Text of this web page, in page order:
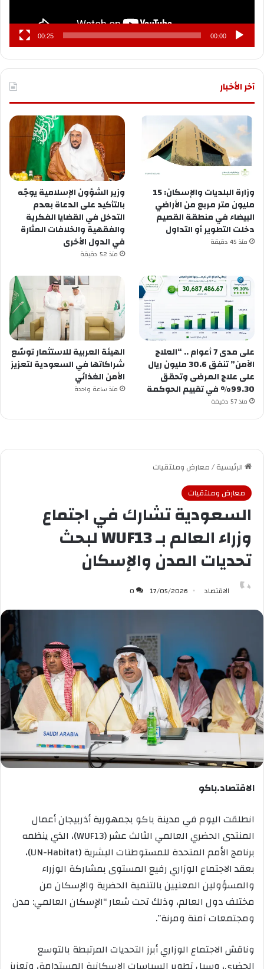
00:00
00:25
آخر الأخبار
وزارة البلديات والإسكان: 15
مليون متر مربع من الأراضي
البيضاء في منطقة القصيم
دخلت التطوير أو التداول
منذ 45 دقيقة
وزير الشؤون الإسلامية يوجّه
بالتأكيد على الدعاة بعدم
التدخل في القضايا الفكرية
والفقهية والخلافات المثارة
في الدول الأخرى
منذ 52 دقيقة
على مدى 7 أعوام .. “العلاج
الآمن” تنفق 30.6 مليون ريال
على علاج المرضى وتحقق
99.30% في تقييم الحوكمة
منذ 57 دقيقة
الهيئة العربية للاستثمار توسّع
شراكاتها في السعودية لتعزيز
الأمن الغذائي
منذ ساعة واحدة